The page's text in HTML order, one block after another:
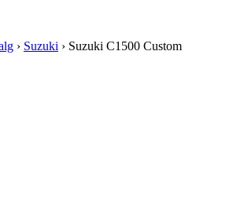
› Suzuki › Suzuki C1500 Custom